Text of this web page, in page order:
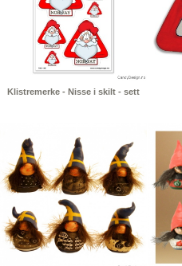
Klistremerke - Nisse i skilt - sett